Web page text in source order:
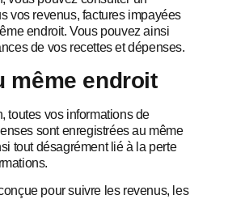
vos revenus, factures impayées
endroit. Vous pouvez ainsi
de vos recettes et dépenses.
même endroit
toutes vos informations de
sont enregistrées au même
tout désagrément lié à la perte
pour suivre les revenus, les